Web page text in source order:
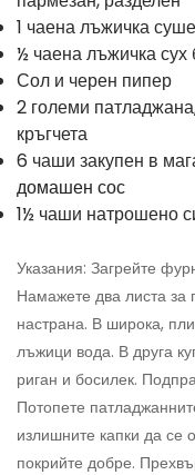
1 чаена лъжичка
½ чаена лъжичка сух
Сол и черен пипер
2 големи
кръгчета
6 чаши закупен в
домашен сос
1½ чаши натрошено
Указания: Загрейте
Намажете два листа за
настрана. В широка,
лъжици вода. В друга
риган и босилек.
Потопете
излишните капки да се
покрийте добре.